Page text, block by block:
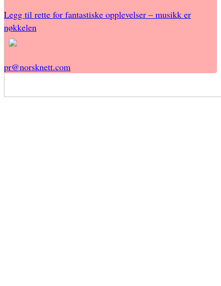
Legg til rette for fantastiske opplevelser – musikk er
nøkkelen
pr@norsknett.com